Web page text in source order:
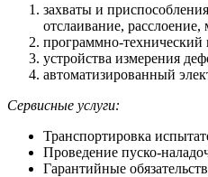
захваты и
отслаивание, расслоение,
программно-
устройства измерения
автоматизированный
Сервисные услуги:
Транспортировка
Проведение пуско-
Гарантийные